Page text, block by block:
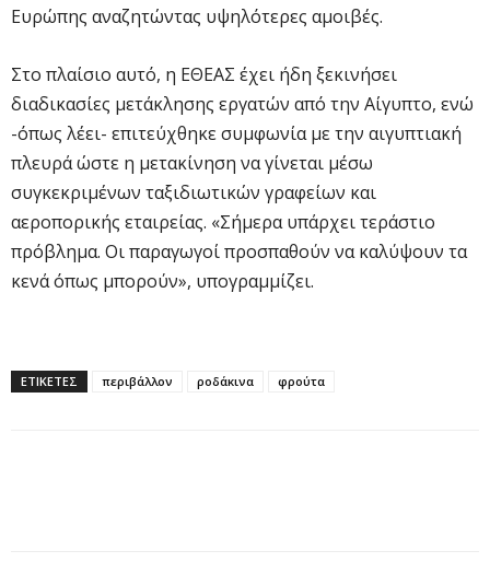
Ευρώπης αναζητώντας υψηλότερες αμοιβές.
Στο πλαίσιο αυτό, η ΕΘΕΑΣ έχει ήδη ξεκινήσει
διαδικασίες μετάκλησης εργατών από την Αίγυπτο, ενώ
-όπως λέει- επιτεύχθηκε συμφωνία με την αιγυπτιακή
πλευρά ώστε η μετακίνηση να γίνεται μέσω
συγκεκριμένων ταξιδιωτικών γραφείων και
αεροπορικής εταιρείας. «Σήμερα υπάρχει τεράστιο
πρόβλημα. Οι παραγωγοί προσπαθούν να καλύψουν τα
κενά όπως μπορούν», υπογραμμίζει.
ΕΤΙΚΕΤΕΣ περιβάλλον ροδάκινα φρούτα